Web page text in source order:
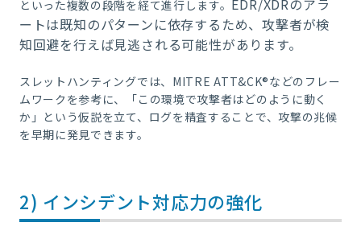
といった複数の段階を経て進行します。
ートは既知のパターンに依存するため、攻撃者が検
知回避を行えば見逃される可能性があります。
スレットハンティングでは、MITRE ATT&CK®などのフレー
ムワークを参考に、「この環境で攻撃者はどのように動く
か」という仮説を立て、ログを精査することで、攻撃の兆候
を早期に発見できます。
2) インシデント対応力の強化